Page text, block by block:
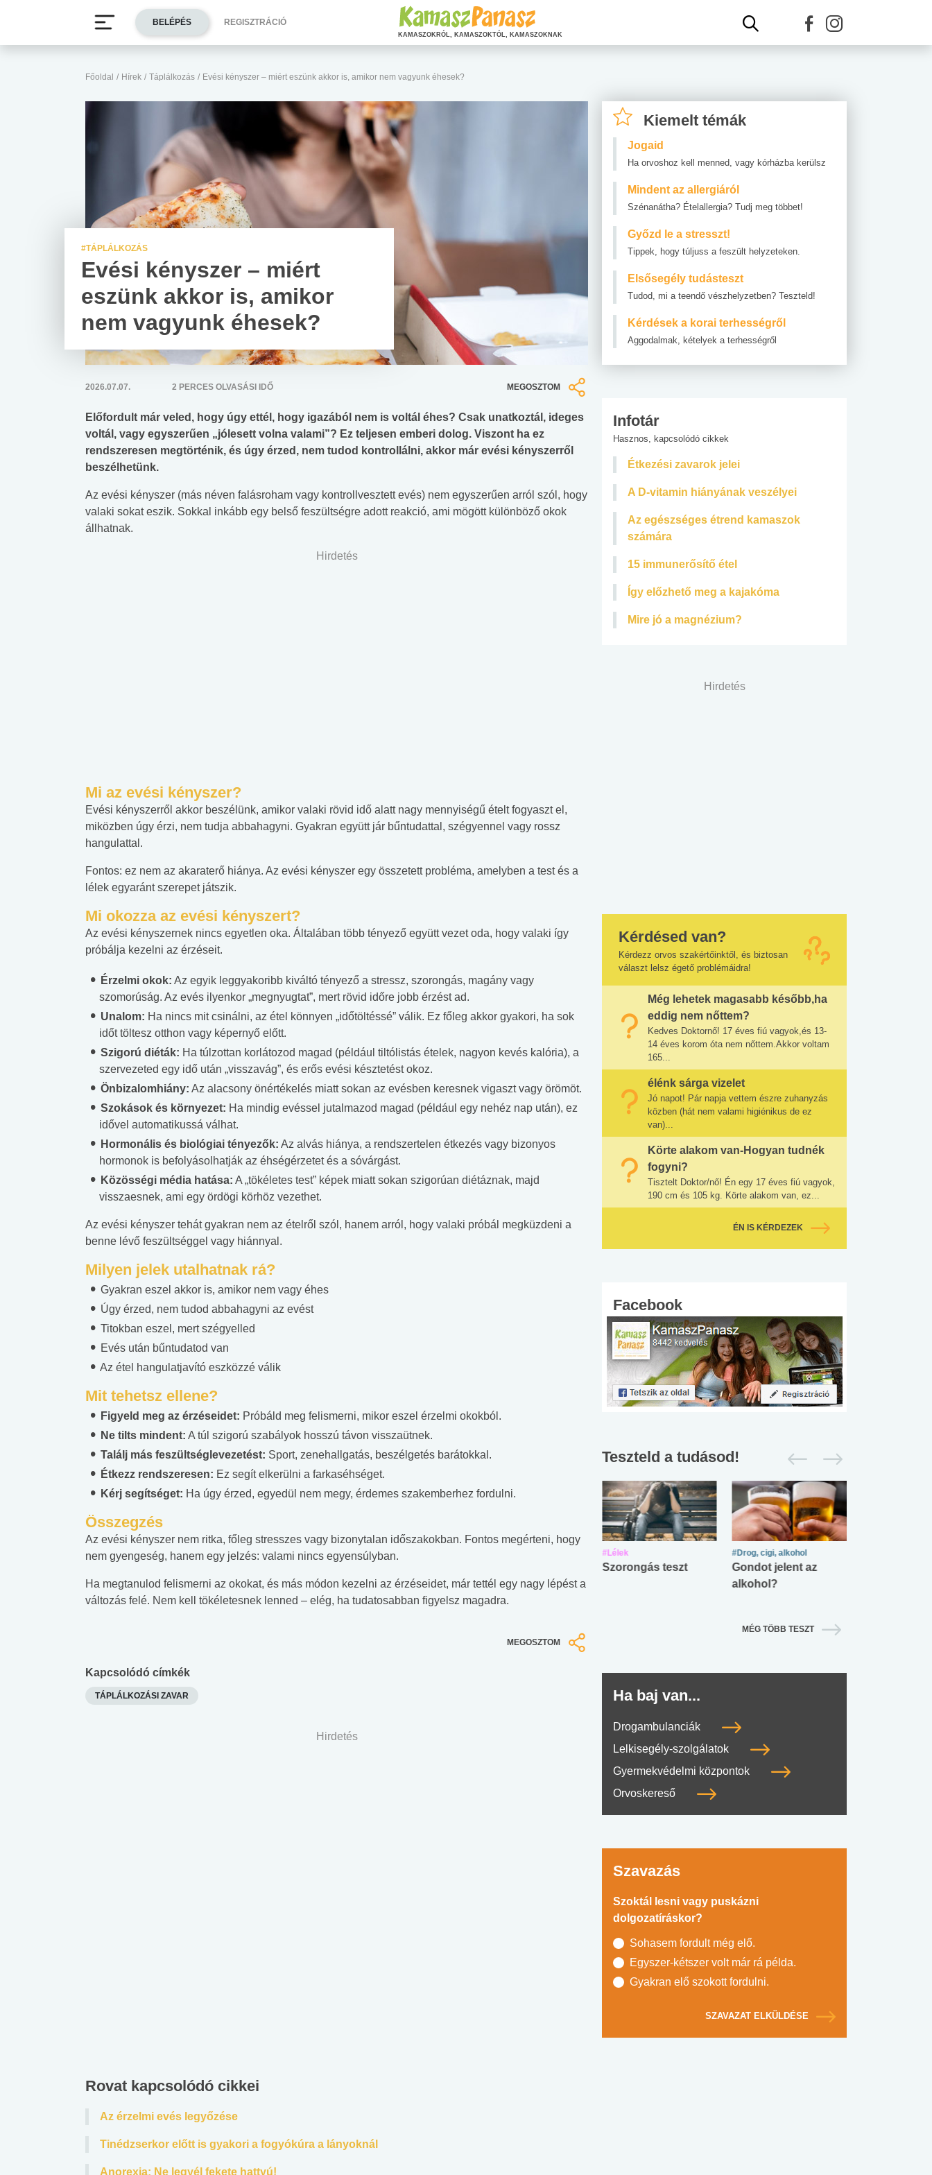
Főoldal / Hírek / Táplálkozás / Evési kényszer – miért eszünk akkor is, amikor nem vagyunk éhesek?
#TÁPLÁLKOZÁS
Evési kényszer – miért
eszünk akkor is, amikor
nem vagyunk éhesek?
2026.07.07. 2 PERCES OLVASÁSI IDŐ MEGOSZTOM
Előfordult már veled, hogy úgy ettél, hogy igazából nem is voltál éhes? Csak unatkoztál, ideges
voltál, vagy egyszerűen „jólesett volna valami”? Ez teljesen emberi dolog. Viszont ha ez
rendszeresen megtörténik, és úgy érzed, nem tudod kontrollálni, akkor már evési kényszerről
beszélhetünk.
Az evési kényszer (más néven falásroham vagy kontrollvesztett evés) nem egyszerűen arról szól, hogy
valaki sokat eszik. Sokkal inkább egy belső feszültségre adott reakció, ami mögött különböző okok
állhatnak.
Hirdetés
Mi az evési kényszer?
Evési kényszerről akkor beszélünk, amikor valaki rövid idő alatt nagy mennyiségű ételt fogyaszt el,
miközben úgy érzi, nem tudja abbahagyni. Gyakran együtt jár bűntudattal, szégyennel vagy rossz
hangulattal.
Fontos: ez nem az akaraterő hiánya. Az evési kényszer egy összetett probléma, amelyben a test és a
lélek egyaránt szerepet játszik.
Mi okozza az evési kényszert?
Az evési kényszernek nincs egyetlen oka. Általában több tényező együtt vezet oda, hogy valaki így
próbálja kezelni az érzéseit.
Érzelmi okok: Az egyik leggyakoribb kiváltó tényező a stressz, szorongás, magány vagy
szomorúság. Az evés ilyenkor „megnyugtat”, mert rövid időre jobb érzést ad.
Unalom: Ha nincs mit csinálni, az étel könnyen „időtöltéssé” válik. Ez főleg akkor gyakori, ha sok
időt töltesz otthon vagy képernyő előtt.
Szigorú diéták: Ha túlzottan korlátozod magad (például tiltólistás ételek, nagyon kevés kalória), a
szervezeted egy idő után „visszavág”, és erős evési késztetést okoz.
Önbizalomhiány: Az alacsony önértékelés miatt sokan az evésben keresnek vigaszt vagy örömöt.
Szokások és környezet: Ha mindig evéssel jutalmazod magad (például egy nehéz nap után), ez
idővel automatikussá válhat.
Hormonális és biológiai tényezők: Az alvás hiánya, a rendszertelen étkezés vagy bizonyos
hormonok is befolyásolhatják az éhségérzetet és a sóvárgást.
Közösségi média hatása: A „tökéletes test” képek miatt sokan szigorúan diétáznak, majd
visszaesnek, ami egy ördögi körhöz vezethet.
Az evési kényszer tehát gyakran nem az ételről szól, hanem arról, hogy valaki próbál megküzdeni a
benne lévő feszültséggel vagy hiánnyal.
Milyen jelek utalhatnak rá?
Gyakran eszel akkor is, amikor nem vagy éhes
Úgy érzed, nem tudod abbahagyni az evést
Titokban eszel, mert szégyelled
Evés után bűntudatod van
Az étel hangulatjavító eszközzé válik
Mit tehetsz ellene?
Figyeld meg az érzéseidet: Próbáld meg felismerni, mikor eszel érzelmi okokból.
Ne tilts mindent: A túl szigorú szabályok hosszú távon visszaütnek.
Találj más feszültséglevezetést: Sport, zenehallgatás, beszélgetés barátokkal.
Étkezz rendszeresen: Ez segít elkerülni a farkaséhséget.
Kérj segítséget: Ha úgy érzed, egyedül nem megy, érdemes szakemberhez fordulni.
Összegzés
Az evési kényszer nem ritka, főleg stresszes vagy bizonytalan időszakokban. Fontos megérteni, hogy
nem gyengeség, hanem egy jelzés: valami nincs egyensúlyban.
Ha megtanulod felismerni az okokat, és más módon kezelni az érzéseidet, már tettél egy nagy lépést a
változás felé. Nem kell tökéletesnek lenned – elég, ha tudatosabban figyelsz magadra.
MEGOSZTOM
Kapcsolódó címkék
TÁPLÁLKOZÁSI ZAVAR
Hirdetés
Rovat kapcsolódó cikkei
Az érzelmi evés legyőzése
Tinédzserkor előtt is gyakori a fogyókúra a lányoknál
Anorexia: Ne legyél fekete hattyú!
Kiemelt témák
Jogaid
Ha orvoshoz kell menned, vagy kórházba kerülsz
Mindent az allergiáról
Szénanátha? Ételallergia? Tudj meg többet!
Győzd le a stresszt!
Tippek, hogy túljuss a feszült helyzeteken.
Elsősegély tudásteszt
Tudod, mi a teendő vészhelyzetben? Teszteld!
Kérdések a korai terhességről
Aggodalmak, kételyek a terhességről
Infotár
Hasznos, kapcsolódó cikkek
Étkezési zavarok jelei
A D-vitamin hiányának veszélyei
Az egészséges étrend kamaszok
számára
15 immunerősítő étel
Így előzhető meg a kajakóma
Mire jó a magnézium?
Hirdetés
Kérdésed van?
Kérdezz orvos szakértőinktől, és biztosan
választ lelsz égető problémáidra!
Még lehetek magasabb később,ha
eddig nem nőttem?
Kedves Doktornő! 17 éves fiú vagyok,és 13-
14 éves korom óta nem nőttem.Akkor voltam
165...
élénk sárga vizelet
Jó napot! Pár napja vettem észre zuhanyzás
közben (hát nem valami higiénikus de ez
van)...
Körte alakom van-Hogyan tudnék
fogyni?
Tisztelt Doktor/nő! Én egy 17 éves fiú vagyok,
190 cm és 105 kg. Körte alakom van, ez...
ÉN IS KÉRDEZEK
Facebook
Teszteld a tudásod!
#Zöldövezet
lábnyomod?
#Betegségek
tudásteszt
#Suli, munka
nyelvvizsga teszt -
No.42
teszt
#Lélek
Szorongás teszt
#Drog, cigi, alkohol
Gondot jelent az
alkohol?
MÉG TÖBB TESZT
Ha baj van...
Drogambulanciák
Lelkisegély-szolgálatok
Gyermekvédelmi központok
Orvoskereső
Szavazás
Szoktál lesni vagy puskázni
dolgozatíráskor?
Sohasem fordult még elő.
Egyszer-kétszer volt már rá példa.
Gyakran elő szokott fordulni.
SZAVAZAT ELKÜLDÉSE
BELÉPÉS REGISZTRÁCIÓ
KAMASZOKRÓL, KAMASZOKTÓL, KAMASZOKNAK